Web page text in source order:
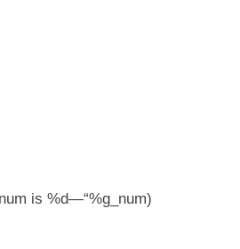
is %d—“%g_num)